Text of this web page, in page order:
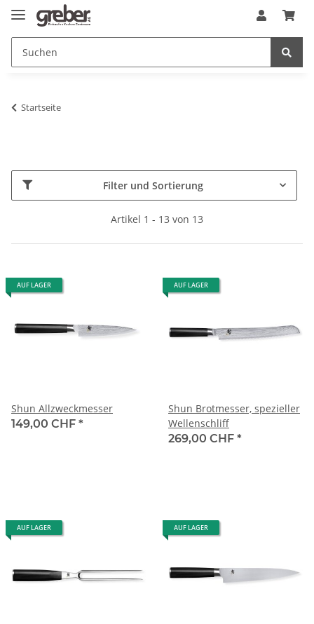
Startseite
Filter und Sortierung
Artikel 1 - 13 von 13
AUF LAGER
Shun Allzweckmesser
149,00 CHF *
AUF LAGER
Shun Brotmesser, spezieller
Wellenschliff
269,00 CHF *
AUF LAGER AUF LAGER